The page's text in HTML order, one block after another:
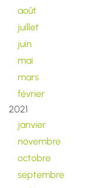
août
juillet
juin
mai
mars
février
2021
janvier
novembre
octobre
septembre